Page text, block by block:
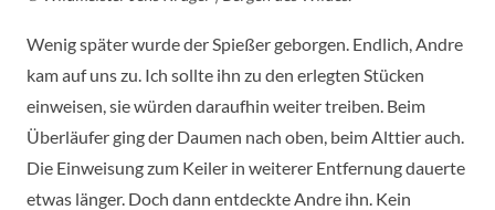
Wenig später wurde der Spießer geborgen. Endlich, Andre
kam auf uns zu. Ich sollte ihn zu den erlegten Stücken
einweisen, sie würden daraufhin weiter treiben. Beim
Überläufer ging der Daumen nach oben, beim Alttier auch.
Die Einweisung zum Keiler in weiterer Entfernung dauerte
etwas länger. Doch dann entdeckte Andre ihn. Kein